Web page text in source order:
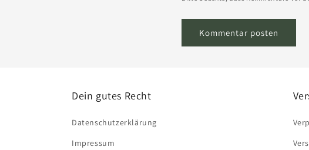
Dein gutes Recht
Datenschutzerklärung
Impressum